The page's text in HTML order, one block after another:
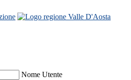
Nome Utente